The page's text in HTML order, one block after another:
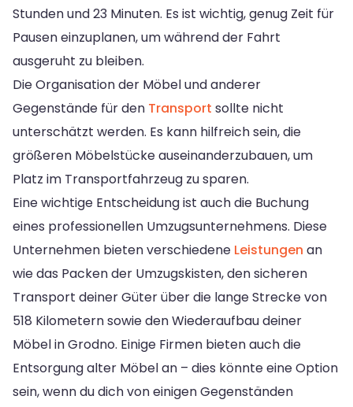
Stunden und 23 Minuten. Es ist wichtig, genug Zeit für
Pausen einzuplanen, um während der Fahrt
ausgeruht zu bleiben.
Die Organisation der Möbel und anderer
Gegenstände für den Transport sollte nicht
unterschätzt werden. Es kann hilfreich sein, die
größeren Möbelstücke auseinanderzubauen, um
Platz im Transportfahrzeug zu sparen.
Eine wichtige Entscheidung ist auch die Buchung
eines professionellen Umzugsunternehmens. Diese
Unternehmen bieten verschiedene Leistungen an
wie das Packen der Umzugskisten, den sicheren
Transport deiner Güter über die lange Strecke von
518 Kilometern sowie den Wiederaufbau deiner
Möbel in Grodno. Einige Firmen bieten auch die
Entsorgung alter Möbel an – dies könnte eine Option
sein, wenn du dich von einigen Gegenständen